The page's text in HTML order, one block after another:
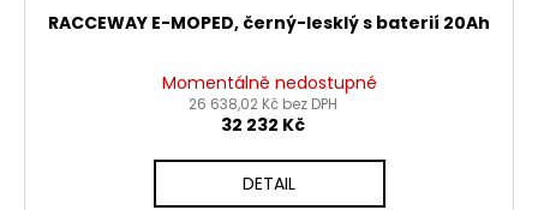
RACCEWAY E-MOPED, černý-lesklý s baterií 20Ah
Momentálně nedostupné
26 638,02 Kč bez DPH
32 232 Kč
DETAIL